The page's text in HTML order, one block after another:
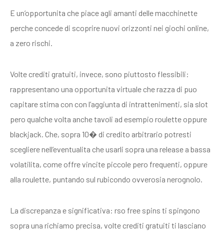
E un’opportunita che piace agli amanti delle macchinette
perche concede di scoprire nuovi orizzonti nei giochi online,
a zero rischi.
Volte crediti gratuiti, invece, sono piuttosto flessibili:
rappresentano una opportunita virtuale che razza di puo
capitare stima con con l’aggiunta di intrattenimenti, sia slot
pero qualche volta anche tavoli ad esempio roulette oppure
blackjack. Che, sopra 10� di credito arbitrario potresti
scegliere nell’eventualita che usarli sopra una release a bassa
volatilita, come offre vincite piccole pero frequenti, oppure
alla roulette, puntando sul rubicondo ovverosia nerognolo.
La discrepanza e significativa: rso free spins ti spingono
sopra una richiamo precisa, volte crediti gratuiti ti lasciano